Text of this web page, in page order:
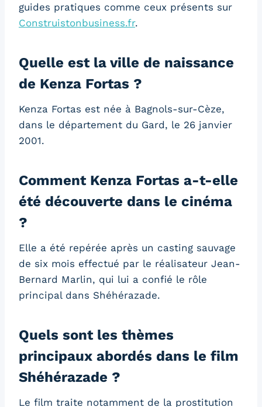
guides pratiques comme ceux présents sur
Construistonbusiness.fr.
Quelle est la ville de naissance
de Kenza Fortas ?
Kenza Fortas est née à Bagnols-sur-Cèze,
dans le département du Gard, le 26 janvier
2001.
Comment Kenza Fortas a-t-elle
été découverte dans le cinéma
?
Elle a été repérée après un casting sauvage
de six mois effectué par le réalisateur Jean-
Bernard Marlin, qui lui a confié le rôle
principal dans Shéhérazade.
Quels sont les thèmes
principaux abordés dans le film
Shéhérazade ?
Le film traite notamment de la prostitution